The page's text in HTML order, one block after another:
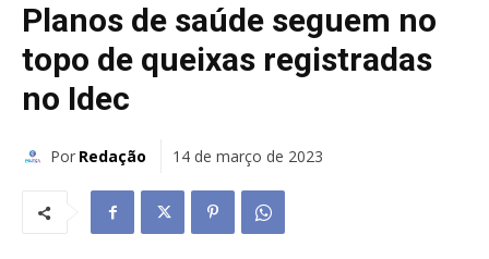
Planos de saúde seguem no
topo de queixas registradas
no Idec
Por Redação 14 de março de 2023